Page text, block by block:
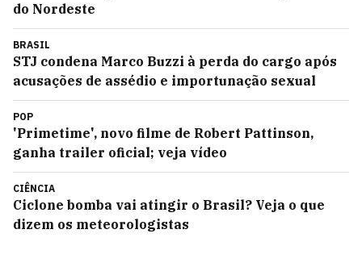
do Nordeste
BRASIL
STJ condena Marco Buzzi à perda do cargo após
acusações de assédio e importunação sexual
POP
'Primetime', novo filme de Robert Pattinson,
ganha trailer oficial; veja vídeo
CIÊNCIA
Ciclone bomba vai atingir o Brasil? Veja o que
dizem os meteorologistas